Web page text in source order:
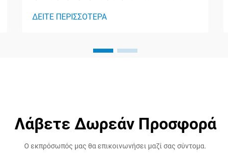
τάσεις και οι ηλεκτρικές διαρροές
στοιχεία για ευαίσθητο ηλεκτρονικό
ΔΕΙΤΕ ΠΕΡΙΣΣΟΤΕΡΑ
Λάβετε Δωρεάν Προσφορά
Ο εκπρόσωπός μας θα επικοινωνήσει μαζί σας σύντομα.